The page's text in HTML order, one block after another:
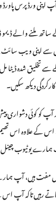
ملنے والے
سے اپنی ویب سائٹ
سے تخلیق شدہ
دیکھ سکیں۔
آپ کو کوئی
کے علاوہ اس تھیم
یوٹیوب چینل
ہیں، آپ ہمارے
رہیں تاکہ آپ